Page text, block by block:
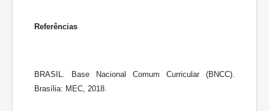
Referências
BRASIL. Base Nacional Comum Curricular (BNCC).
Brasília: MEC, 2018.